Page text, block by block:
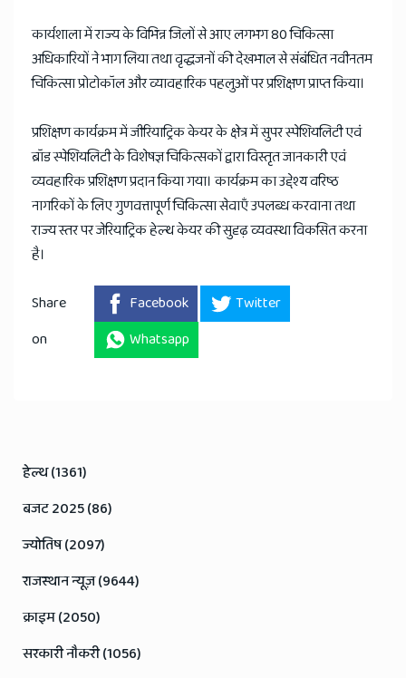
कार्यशाला में राज्य के विभिन्न जिलों से आए लगभग 80 चिकित्सा
अधिकारियों ने भाग लिया तथा वृद्धजनों की देखभाल से संबंधित नवीनतम
चिकित्सा प्रोटोकॉल और व्यावहारिक पहलुओं पर प्रशिक्षण प्राप्त किया।
प्रशिक्षण कार्यक्रम में जीरियाट्रिक केयर के क्षेत्र में सुपर स्पेशियलिटी एवं
ब्रॉड स्पेशियलिटी के विशेषज्ञ चिकित्सकों द्वारा विस्तृत जानकारी एवं
व्यवहारिक प्रशिक्षण प्रदान किया गया। कार्यक्रम का उद्देश्य वरिष्ठ
नागरिकों के लिए गुणवत्तापूर्ण चिकित्सा सेवाएँ उपलब्ध करवाना तथा
राज्य स्तर पर जेरियाट्रिक हेल्थ केयर की सुदृढ़ व्यवस्था विकसित करना
है।
Share
on
Facebook
Twitter
Whatsapp
हेल्थ (1361)
बजट 2025 (86)
ज्योतिष (2097)
राजस्थान न्यूज़ (9644)
क्राइम (2050)
सरकारी नौकरी (1056)